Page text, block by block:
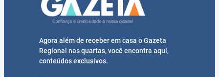
Agora além de receber em casa o Gazeta
Regional nas quartas, você encontra aqui,
conteúdos exclusivos.